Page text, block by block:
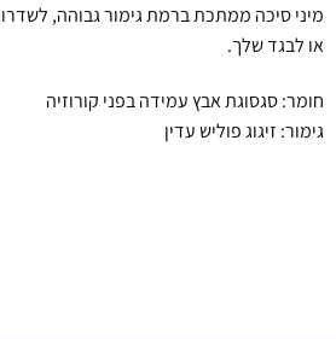
מיני סיכה ממתכת ברמת גימור גבוהה, לשדרוג
או לבגד שלך.
חומר: סגסוגת אבץ עמידה בפני קורוזיה
גימור: זיגוג פוליש עדין